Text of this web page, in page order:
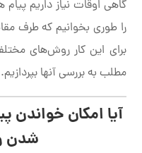
گاهی اوقات نیاز داریم
را طوری بخوانیم که طرف
برای این کار روش‌های
مطلب به بررسی آنها بپردازیم.
آیا امکان خواندن
شدن